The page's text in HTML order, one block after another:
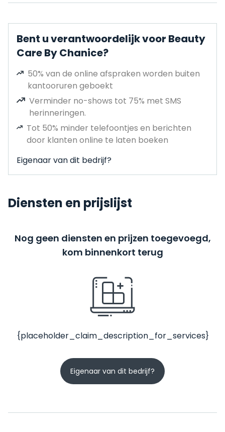
Bent u verantwoordelijk voor Beauty
Care By Chanice?
50% van de online afspraken worden buiten
kantooruren geboekt
Verminder no-shows tot 75% met SMS
herinneringen.
Tot 50% minder telefoontjes en berichten
door klanten online te laten boeken
Eigenaar van dit bedrijf?
Diensten en prijslijst
Nog geen diensten en prijzen toegevoegd,
kom binnenkort terug
{placeholder_claim_description_for_services}
Eigenaar van dit bedrijf?